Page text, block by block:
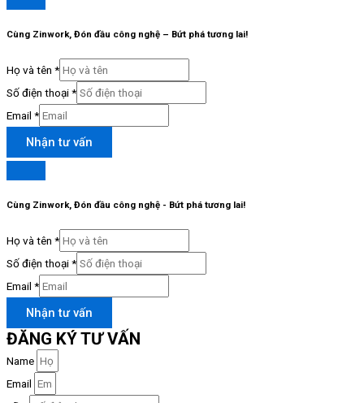
Cùng Zinwork, Đón đầu công nghệ – Bứt phá tương lai!
Họ và tên *
Số điện thoại*
Email *
Nhận tư vấn
Cùng Zinwork, Đón đầu công nghệ - Bứt phá tương lai!
Họ và tên *
Số điện thoại*
Email *
Nhận tư vấn
ĐĂNG KÝ TƯ VẤN
Name
Email